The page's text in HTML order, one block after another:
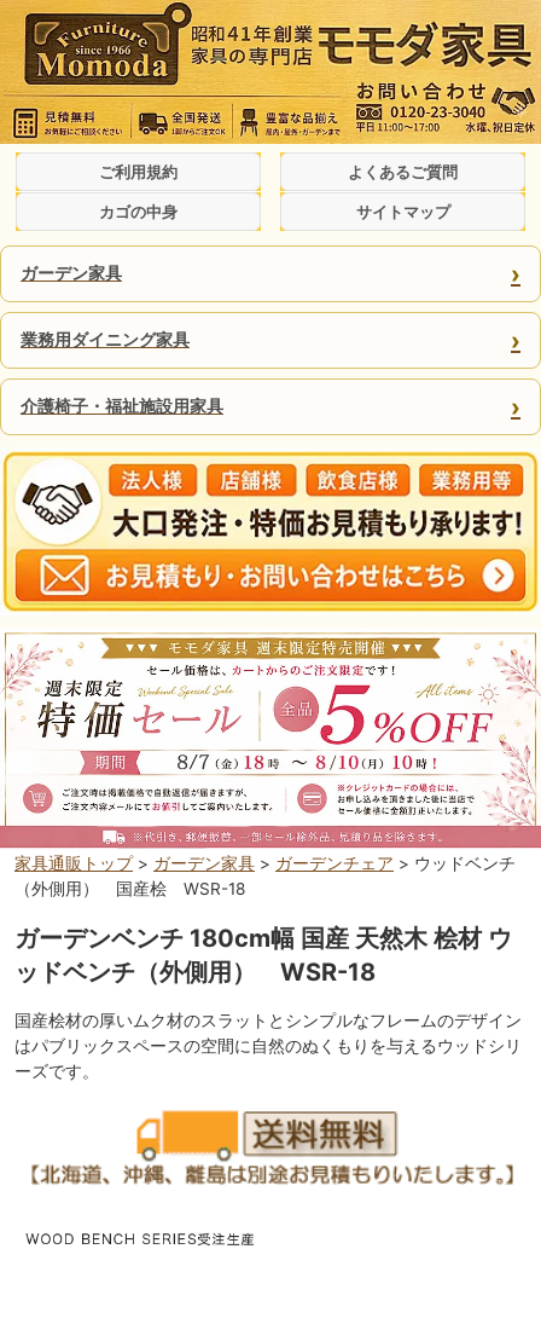
ご利用規約 よくあるご質問
カゴの中身 サイトマップ
ガーデン家具 ›
業務用ダイニング家具 ›
介護椅子・福祉施設用家具 ›
家具通販トップ> ガーデン家具 > ガーデンチェア > ウッドベンチ
（外側用） 国産桧 WSR-18
ガーデンベンチ 180cm幅 国産 天然木 桧材 ウ
ッドベンチ（外側用） WSR-18
国産桧材の厚いムク材のスラットとシンプルなフレームのデザイン
はパブリックスペースの空間に自然のぬくもりを与えるウッドシリ
ーズです。